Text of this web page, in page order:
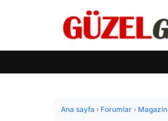
Ana sayfa › Forumlar › Magazin